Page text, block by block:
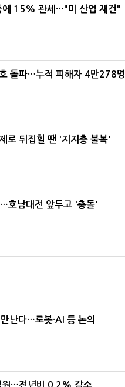
에 15% 관세…"미 산업 재건"
돌파…누적 피해자 4만278명
로 뒤집힐 땐 '지지층 불복'
호남대전 앞두고 '충돌'
난다…로봇·AI 등 논의
원…전년비 0.2% 감소